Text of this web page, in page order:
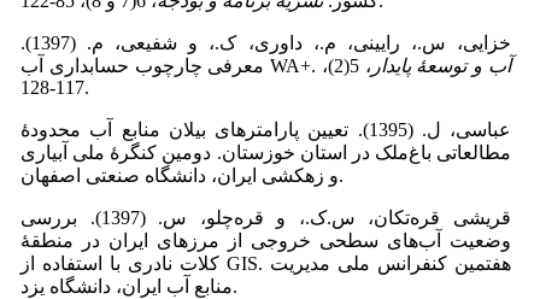
خزایی، س.، رایینی، م.، داوری، ک.، و شفیعی، م. (1397).
معرفی چارچوب حسابداری آب WA+.
آب و توسعۀ پایدار
، 5(2)،
117-128.
عباسی، ل. (1395). تعیین پارامترهای بیلان منابع آب محدودۀ
مطالعاتی باغ‌ملک در استان خوزستان. دومین کنگرۀ ملی آبیاری
و زهکشی ایران، دانشگاه صنعتی اصفهان.
قریشی قره‌تکان، س.ک.، و قره‌چلو، س. (1397). بررسی
وضعیت آب‌های سطحی خروجی از مرزهای ایران در منطقۀ
کلات نادری با استفاده از GIS. هفتمین کنفرانس ملی مدیریت
منابع آب ایران، دانشگاه یزد.